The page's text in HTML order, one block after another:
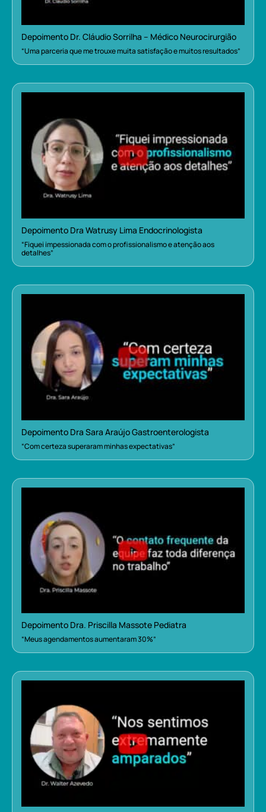
Depoimento Dr. Cláudio Sorrilha – Médico Neurocirurgião
“Uma parceria que me trouxe muita satisfação e muitos resultados”
Depoimento Dra Watrusy Lima Endocrinologista
“Fiquei impessionada com o profissionalismo e atenção aos
detalhes”
Depoimento Dra Sara Araújo Gastroenterologista
“Com certeza superaram minhas expectativas”
Depoimento Dra. Priscilla Massote Pediatra
“Meus agendamentos aumentaram 30%”